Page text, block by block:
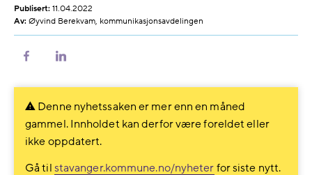
Publisert: 11.04.2022
Av: Øyvind Berekvam, kommunikasjonsavdelingen
Del
Del
Denne nyhetssaken er mer enn en måned
gammel. Innholdet kan derfor være foreldet eller
ikke oppdatert.
Gå til stavanger.kommune.no/nyheter for siste nytt.